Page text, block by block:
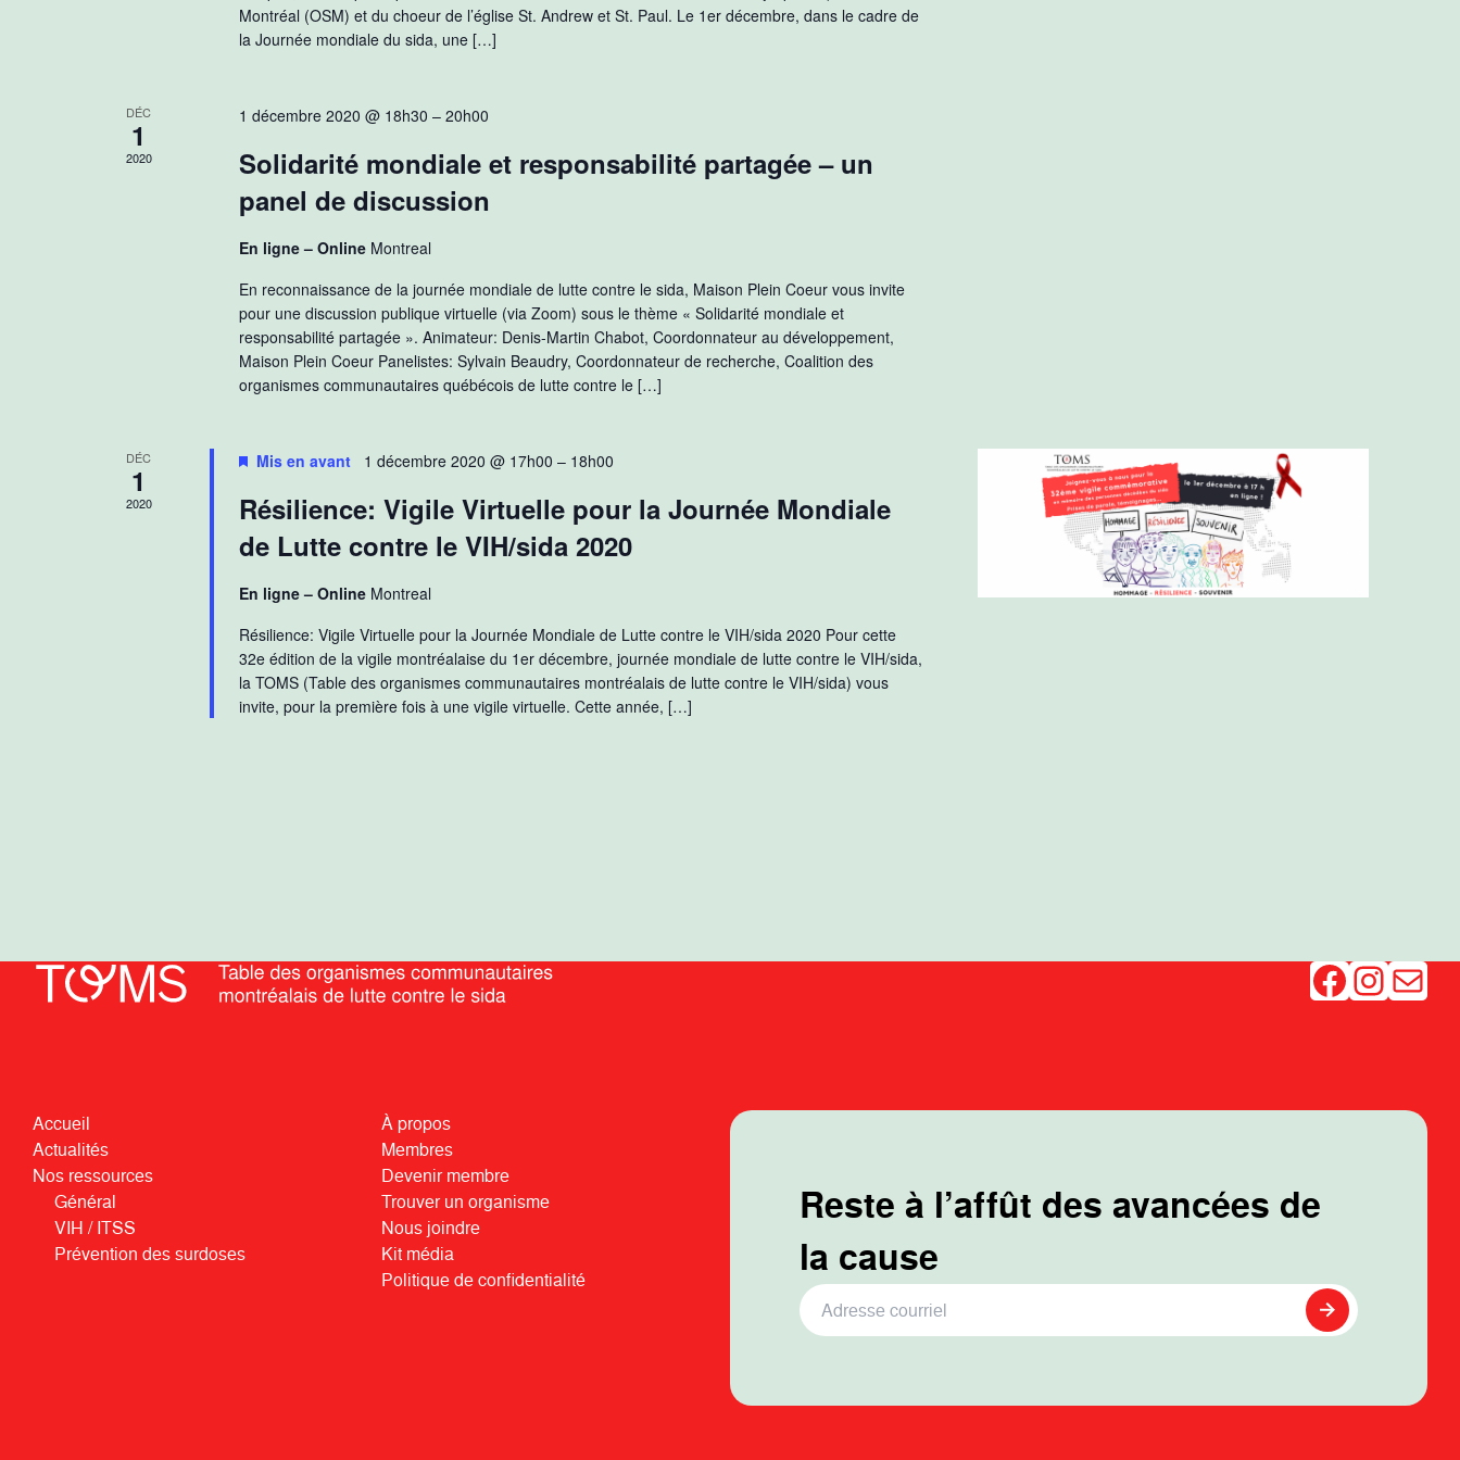
Montréal (OSM) et du choeur de l’église St. Andrew et St. Paul. Le 1er décembre, dans le cadre de
la Journée mondiale du sida, une […]
DÉC
1
2020
1 décembre 2020 @ 18h30 – 20h00
Solidarité mondiale et responsabilité partagée – un
panel de discussion
En ligne – Online Montreal
En reconnaissance de la journée mondiale de lutte contre le sida, Maison Plein Coeur vous invite
pour une discussion publique virtuelle (via Zoom) sous le thème « Solidarité mondiale et
responsabilité partagée ». Animateur: Denis-Martin Chabot, Coordonnateur au développement,
Maison Plein Coeur Panelistes: Sylvain Beaudry, Coordonnateur de recherche, Coalition des
organismes communautaires québécois de lutte contre le […]
DÉC
1
2020
Mis en avant 1 décembre 2020 @ 17h00 – 18h00
Résilience: Vigile Virtuelle pour la Journée Mondiale
de Lutte contre le VIH/sida 2020
En ligne – Online Montreal
Résilience: Vigile Virtuelle pour la Journée Mondiale de Lutte contre le VIH/sida 2020 Pour cette
32e édition de la vigile montréalaise du 1er décembre, journée mondiale de lutte contre le VIH/sida,
la TOMS (Table des organismes communautaires montréalais de lutte contre le VIH/sida) vous
invite, pour la première fois à une vigile virtuelle. Cette année, […]
Facebook Instagram
Accueil
Actualités
Nos ressources
Général
VIH / ITSS
Prévention des surdoses
À propos
Membres
Devenir membre
Trouver un organisme
Nous joindre
Kit média
Politique de confidentialité
Reste à l’affût des avancées de
la cause
Adresse Courriel